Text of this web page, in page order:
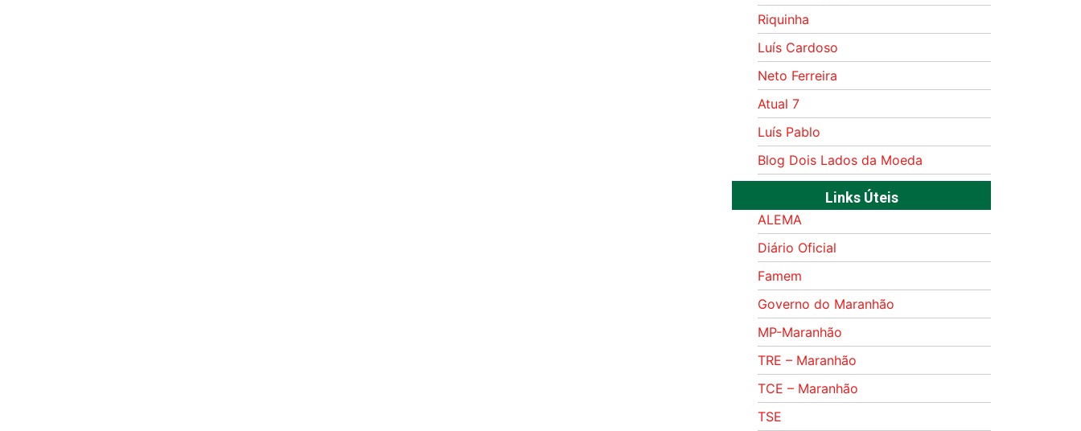
Riquinha
Luís Cardoso
Neto Ferreira
Atual 7
Luís Pablo
Blog Dois Lados da Moeda
Links Úteis
ALEMA
Diário Oficial
Famem
Governo do Maranhão
MP-Maranhão
TRE – Maranhão
TCE – Maranhão
TSE